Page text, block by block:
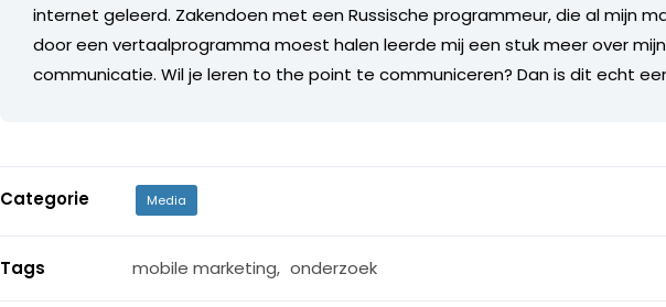
internet geleerd. Zakendoen met een Russische programmeur, die al mijn
door een vertaalprogramma moest halen leerde mij een stuk meer over
communicatie. Wil je leren to the point te communiceren? Dan is dit echt
Categorie Media
Tags mobile marketing, onderzoek